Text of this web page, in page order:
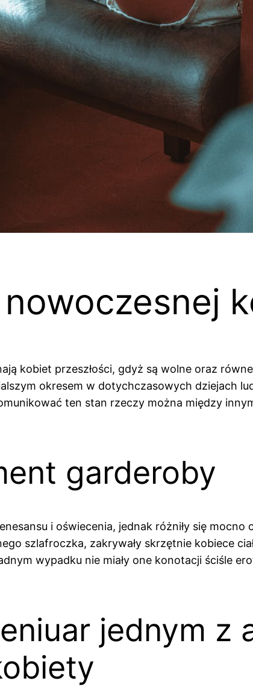
nowoczesnej
kobiet przeszłości, gdyż są wolne oraz
okresem w dotychczasowych dziejach
ten stan rzeczy można między
garderoby
i oświecenia, jednak różniły się
szlafroczka, zakrywały skrzętnie kobiece
wypadku nie miały one konotacji ściśle
jednym z